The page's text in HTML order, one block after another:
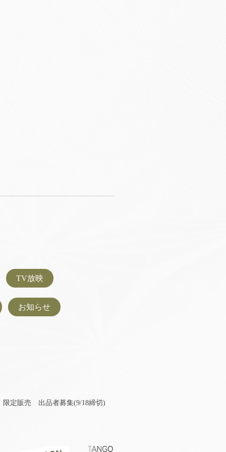
TV放映
お知らせ
限定販売 出品者募集(9/18締切)